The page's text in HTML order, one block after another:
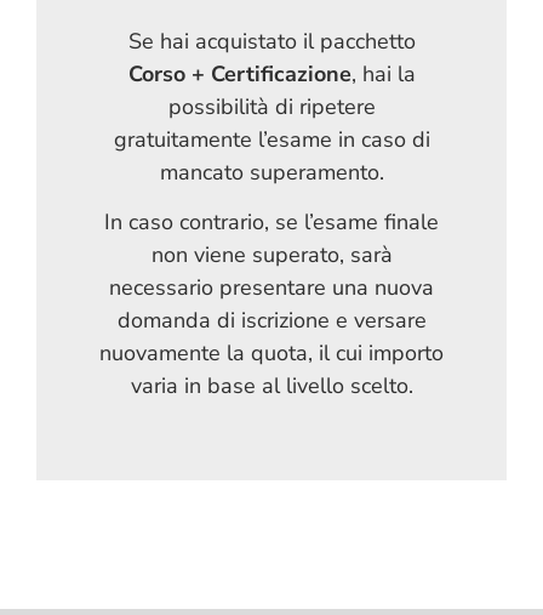
Se hai acquistato il pacchetto
Corso + Certificazione, hai la
possibilità di ripetere
gratuitamente l’esame in caso di
mancato superamento.
In caso contrario, se l’esame finale
non viene superato, sarà
necessario presentare una nuova
domanda di iscrizione e versare
nuovamente la quota, il cui importo
varia in base al livello scelto.